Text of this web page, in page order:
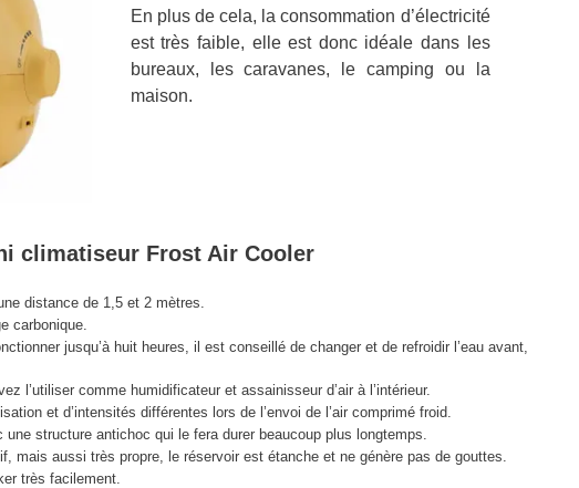
En plus de cela, la consommation d’électricité
est très faible, elle est donc idéale dans les
bureaux, les caravanes, le camping ou la
maison.
climatiseur Frost Air Cooler
distance de 1,5 et 2 mètres.
carbonique.
jusqu’à huit heures, il est conseillé de changer et de refroidir l’eau avant,
l’utiliser comme humidificateur et assainisseur d’air à l’intérieur.
et d’intensités différentes lors de l’envoi de l’air comprimé froid.
une structure antichoc qui le fera durer beaucoup plus longtemps.
mais aussi très propre, le réservoir est étanche et ne génère pas de gouttes.
très facilement.